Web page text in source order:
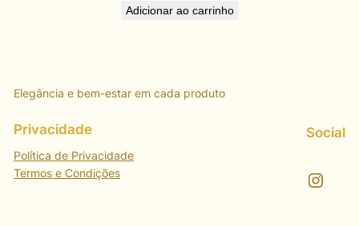
Adicionar ao carrinho
Elegância e bem-estar em cada produto
Privacidade
Política de Privacidade
Termos e Condições
Social
Instagram